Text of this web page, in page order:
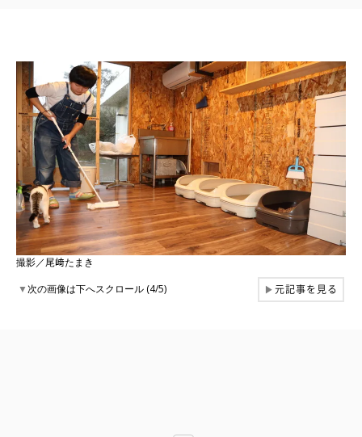
撮影／尾﨑たまき
▼次の画像は下へスクロール (4/5) ▶元記事を見る